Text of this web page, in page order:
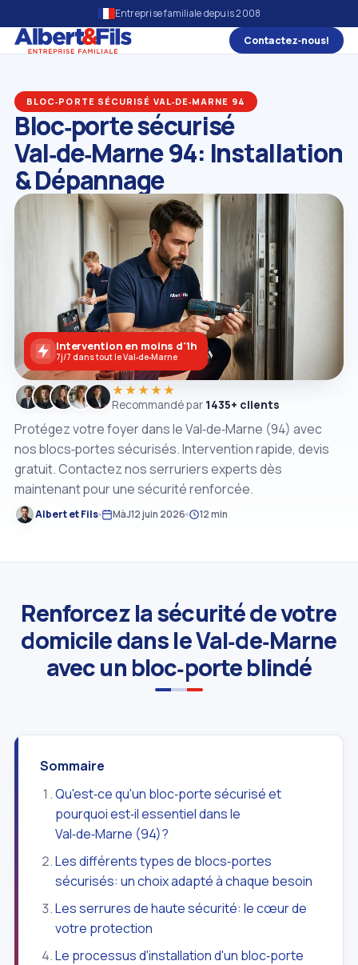
Entreprise familiale depuis 2008
Contactez‑nous!
BLOC‑PORTE SÉCURISÉ VAL‑DE‑MARNE 94
Bloc‑porte sécurisé
Val‑de‑Marne 94: Installation
& Dépannage
Protégez votre foyer dans le Val‑de‑Marne (94) avec
nos blocs‑portes sécurisés. Intervention rapide, devis
gratuit. Contactez nos serruriers experts dès
maintenant pour une sécurité renforcée.
Albert et Fils MàJ12 juin 2026 12 min
★★★★★
Recommandé par 1435+ clients
Intervention en moins d'1h
7j/7 dans tout le Val‑de‑Marne
Renforcez la sécurité de votre
domicile dans le Val‑de‑Marne
avec un bloc‑porte blindé
Sommaire
Qu'est‑ce qu'un bloc‑porte sécurisé et
pourquoi est‑il essentiel dans le
Val‑de‑Marne (94)?
Les différents types de blocs‑portes
sécurisés: un choix adapté à chaque besoin
Les serrures de haute sécurité: le cœur de
votre protection
Le processus d'installation d'un bloc‑porte